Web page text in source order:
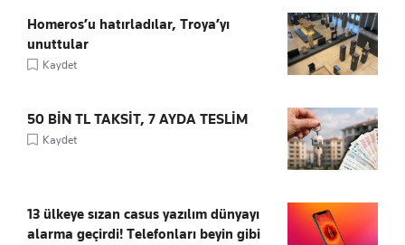
Homeros’u hatırladılar, Troya’yı
unuttular
Kaydet
50 BİN TL TAKSİT, 7 AYDA TESLİM
Kaydet
13 ülkeye sızan casus yazılım dünyayı
alarma geçirdi! Telefonları beyin gibi